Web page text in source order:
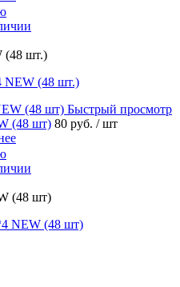
(48 шт.)
NEW (48 шт.)
Быстрый просмотр
(48 шт) 80 руб. / шт
(48 шт)
NEW (48 шт)